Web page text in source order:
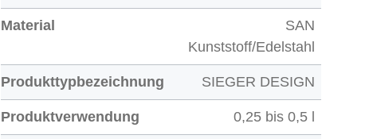
Material
SAN
Kunststoff/Edelstahl
Produkttypbezeichnung SIEGER DESIGN
Produktverwendung 0,25 bis 0,5 l